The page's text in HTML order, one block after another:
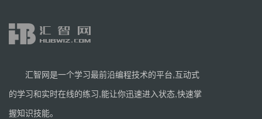
汇智网是一个学习最前沿编程技术的平台,互动式
的学习和实时在线的练习,能让你迅速进入状态,快速掌
握知识技能。